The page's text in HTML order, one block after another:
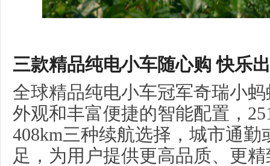
三款精品纯电小车随心购 快乐
全球精品纯电小车冠军奇瑞小
外观和丰富便捷的智能配置，
408km三种续航选择，城市通
足，为用户提供更高品质、更